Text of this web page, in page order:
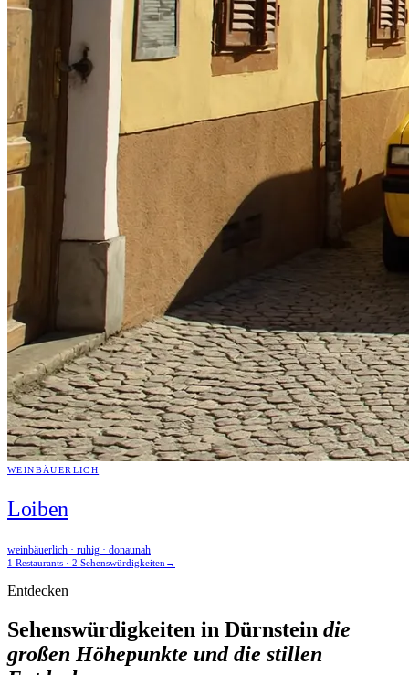
WEINBÄUERLICH
Loiben
weinbäuerlich · ruhig · donaunah
1 Restaurants · 2 Sehenswürdigkeiten →
Entdecken
Sehenswürdigkeiten in Dürnstein die
großen Höhepunkte und die stillen